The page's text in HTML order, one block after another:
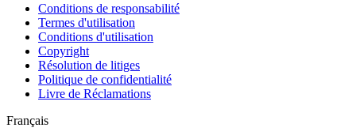
Conditions de responsabilité
Termes d'utilisation
Conditions d'utilisation
Copyright
Résolution de litiges
Politique de confidentialité
Livre de Réclamations
Français